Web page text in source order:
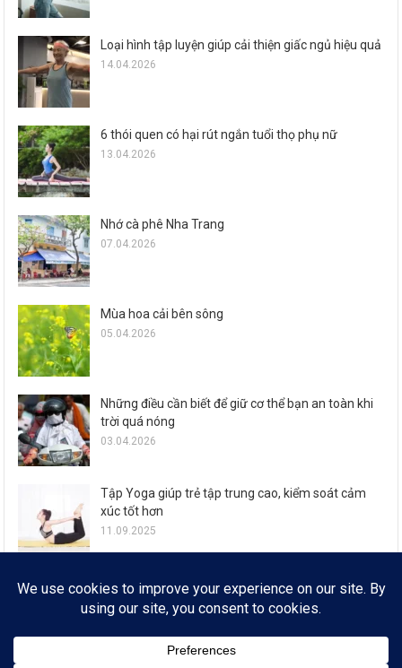
Loại hình tập luyện giúp cải thiện giấc ngủ hiệu quả
14.04.2026
6 thói quen có hại rút ngắn tuổi thọ phụ nữ
13.04.2026
Nhớ cà phê Nha Trang
07.04.2026
Mùa hoa cải bên sông
05.04.2026
Những điều cần biết để giữ cơ thể bạn an toàn khi
trời quá nóng
03.04.2026
Tập Yoga giúp trẻ tập trung cao, kiểm soát cảm
xúc tốt hơn
11.09.2025
Zalo ra mắt loạt tính năng đón Tết Ất Tỵ cho 77,6
triệu người dùng
29.01.2025